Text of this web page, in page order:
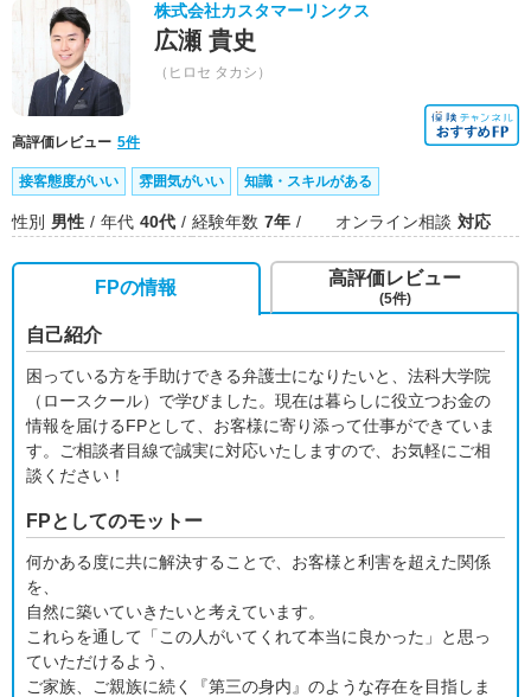
株式会社カスタマーリンクス
広瀬 貴史
（ヒロセ タカシ）
高評価レビュー 5件
接客態度がいい 雰囲気がいい 知識・スキルがある
性別 男性 年代 40代 経験年数 7年 オンライン相談 対応
FPの情報
自己紹介
困っている方を手助けできる弁護士になりたいと、法科大学院
（ロースクール）で学びました。現在は暮らしに役立つお金の
情報を届けるFPとして、お客様に寄り添って仕事ができていま
す。ご相談者目線で誠実に対応いたしますので、お気軽にご相
談ください！
FPとしてのモットー
何かある度に共に解決することで、お客様と利害を超えた関係
を、
自然に築いていきたいと考えています。
これらを通して「この人がいてくれて本当に良かった」と思っ
ていただけるよう、
ご家族、ご親族に続く『第三の身内』のような存在を目指しま
高評価レビュー
(5件)